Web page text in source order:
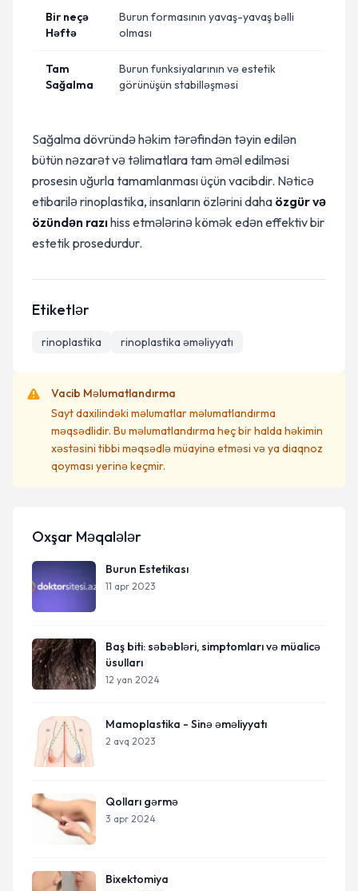
Bir neçə
Həftə
Burun formasının yavaş-yavaş bəlli
olması
Tam
Sağalma
Burun funksiyalarının və estetik
görünüşün stabilləşməsi
Sağalma dövründə həkim tərəfindən təyin edilən
bütün nəzarət və təlimatlara tam əməl edilməsi
prosesin uğurla tamamlanması üçün vacibdir. Nəticə
etibarilə rinoplastika, insanların özlərini daha özgür və
özündən razıhiss etmələrinə kömək edən effektiv bir
estetik prosedurdur.
Etiketlər
rinoplastika rinoplastika əməliyyatı
Vacib Məlumatlandırma
Sayt daxilindəki məlumatlar məlumatlandırma
məqsədlidir. Bu məlumatlandırma heç bir halda həkimin
xəstəsini tibbi məqsədlə müayinə etməsi və ya diaqnoz
qoyması yerinə keçmir.
Oxşar Məqalələr
Burun Estetikası
11 apr 2023
Baş biti: səbəbləri, simptomları və müalicə
üsulları
12 yan 2024
Mamoplastika - Sinə əməliyyatı
2 avq 2023
Qolları gərmə
3 apr 2024
Bixektomiya